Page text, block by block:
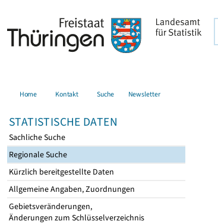
Home Kontakt Suche Newsletter
STATISTISCHE DATEN
Sachliche Suche
Regionale Suche
Kürzlich bereitgestellte Daten
Allgemeine Angaben, Zuordnungen
Gebietsveränderungen,
Änderungen zum Schlüsselverzeichnis